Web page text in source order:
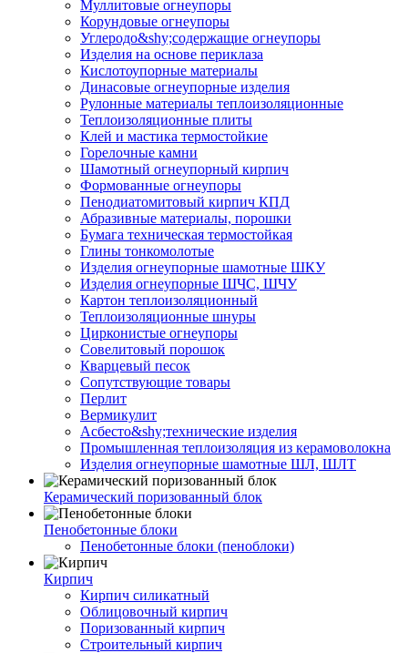
Муллитовые огнеупоры
Корундовые огнеупоры
Углеродо&shy;содержащие огнеупоры
Изделия на основе периклаза
Кислотоупорные материалы
Динасовые огнеупорные изделия
Рулонные материалы теплоизоляционные
Тепло­изоляционные плиты
Клей и мастика термостойкие
Горелочные камни
Шамотный огнеупорный кирпич
Формованные огнеупоры
Пенодиатомитовый кирпич КПД
Абразивные материалы, порошки
Бумага техническая термостойкая
Глины тонкомолотые
Изделия огнеупорные шамотные ШКУ
Изделия огнеупорные ШЧС, ШЧУ
Картон теплоизоляционный
Теплоизоляционные шнуры
Цирконистые огнеупоры
Совелитовый порошок
Кварцевый песок
Сопутствующие товары
Перлит
Вермикулит
Асбесто&shy;технические изделия
Промышленная теплоизоляция из керамоволокна
Изделия огнеупорные шамотные ШЛ, ШЛТ
Керамический поризованный блок
Пенобетонные блоки
Пенобетонные блоки (пеноблоки)
Кирпич
Кирпич силикатный
Облицовочный кирпич
Поризованный кирпич
Строительный кирпич